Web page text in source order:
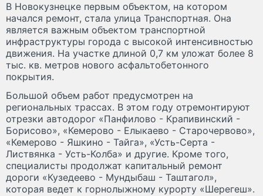
В Новокузнецке первым объектом, на котором
начался ремонт, стала улица Транспортная. Она
является важным объектом транспортной
инфраструктуры города с высокой интенсивностью
движения. На участке длиной 0,7 км уложат более 8
тыс. кв. метров нового асфальтобетонного
покрытия.
Большой объем работ предусмотрен на
региональных трассах. В этом году отремонтируют
отрезки автодорог «Панфилово - Крапивинский -
Борисово», «Кемерово - Елыкаево - Старочервово»,
«Кемерово - Яшкино - Тайга», «Усть-Серта -
Листвянка - Усть-Колба» и другие. Кроме того,
специалисты продолжат капитальный ремонт
дороги «Кузедеево - Мундыбаш - Таштагол»,
которая ведет к горнолыжному курорту «Шерегеш».